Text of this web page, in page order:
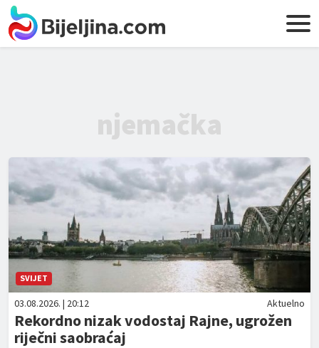
njemačka
SVIJET
03.08.2026. | 20:12 Aktuelno
Rekordno nizak vodostaj Rajne, ugrožen
riječni saobraćaj